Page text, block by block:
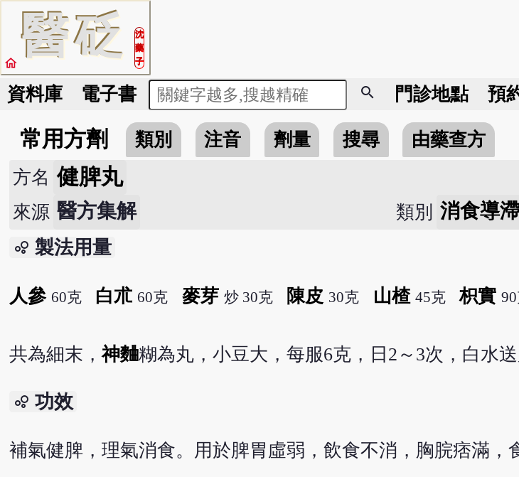
醫砭
沈
藥
子
home
資料庫 電子書 search 門診地點 預
常用方劑 類別 注音 劑量 搜尋 由藥查方
方名 健脾丸
來源 醫方集解 類別 消食導
bubble_chart 製法用量
人參 60克 白朮 60克 麥芽 炒 30克 陳皮 30克 山楂 45克 枳實
共為細末，神麯糊為丸，小豆大，每服6克，日2～3次，白水送
bubble_chart 功效
補氣健脾，理氣消食。用於脾胃虛弱，飲食不消，胸脘痞滿，